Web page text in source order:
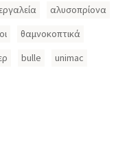
εργαλεία
αλυσοπρίονα
θαμνοκοπτικά
bulle
unimac